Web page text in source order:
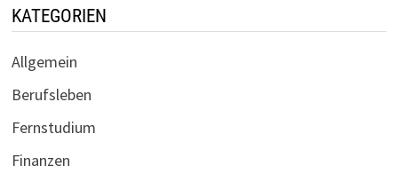
KATEGORIEN
Allgemein
Berufsleben
Fernstudium
Finanzen